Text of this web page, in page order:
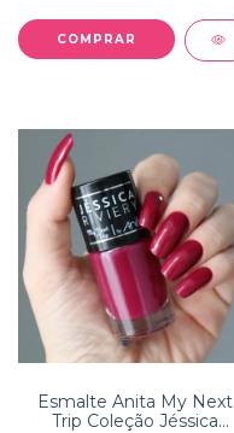
Esmalte Anita My Next
Trip Coleção Jéssica